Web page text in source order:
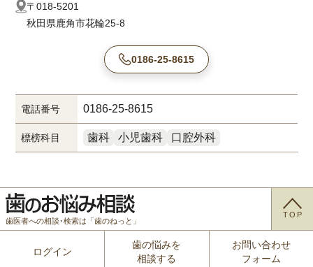
〒018-5201
秋田県鹿角市花輪25-8
0186-25-8615
電話番号 0186-25-8615
標榜科目 歯科 小児歯科 口腔外科
歯医者への相談･検索は「歯のねっと」
TOP
ログイン
歯の悩みを
相談する
お問い合わせ
フォーム